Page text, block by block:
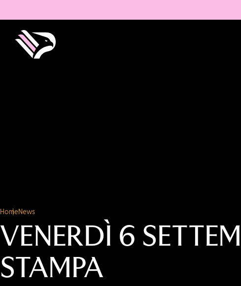
HomeNews
VENERDÌ 6
STAMPA